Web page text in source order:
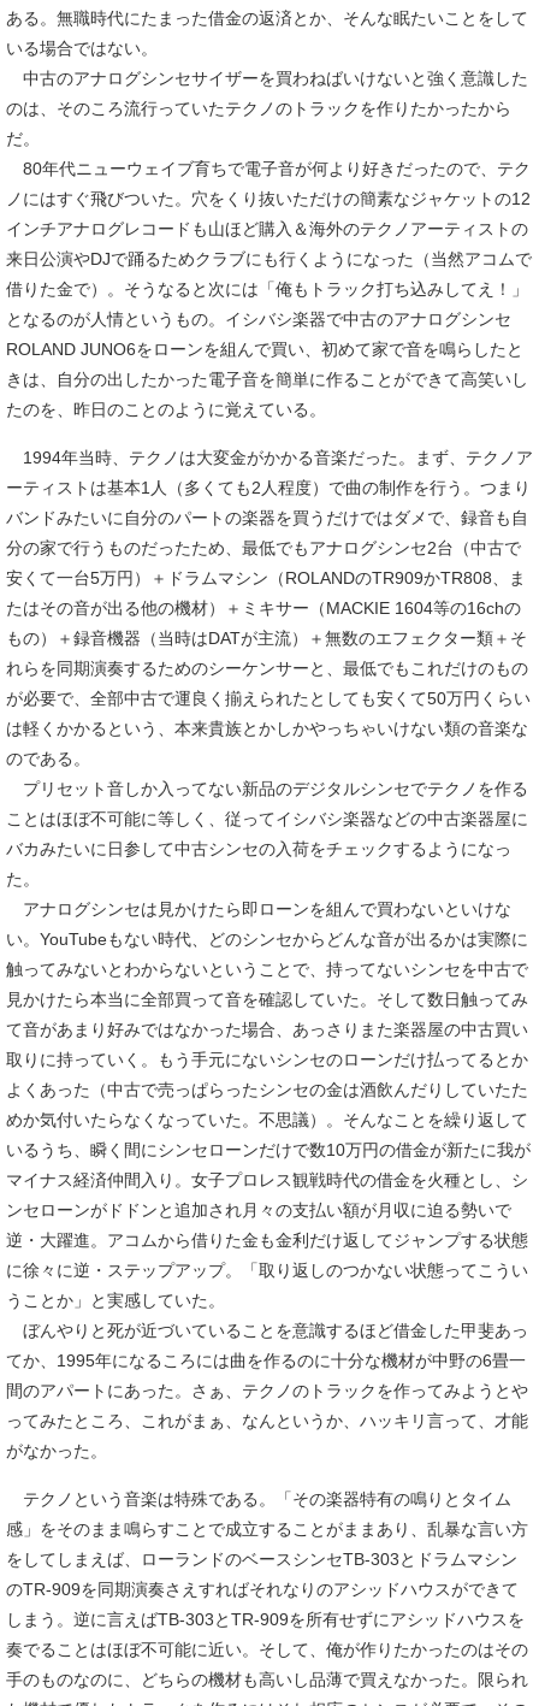
ある。無職時代にたまった借金の返済とか、そんな眠たいことをして
いる場合ではない。
中古のアナログシンセサイザーを買わねばいけないと強く意識した
のは、そのころ流行っていたテクノのトラックを作りたかったから
だ。
80年代ニューウェイブ育ちで電子音が何より好きだったので、テク
ノにはすぐ飛びついた。穴をくり抜いただけの簡素なジャケットの12
インチアナログレコードも山ほど購入＆海外のテクノアーティストの
来日公演やDJで踊るためクラブにも行くようになった（当然アコムで
借りた金で）。そうなると次には「俺もトラック打ち込みしてえ！」
となるのが人情というもの。イシバシ楽器で中古のアナログシンセ
ROLAND JUNO6をローンを組んで買い、初めて家で音を鳴らしたと
きは、自分の出したかった電子音を簡単に作ることができて高笑いし
たのを、昨日のことのように覚えている。
1994年当時、テクノは大変金がかかる音楽だった。まず、テクノア
ーティストは基本1人（多くても2人程度）で曲の制作を行う。つまり
バンドみたいに自分のパートの楽器を買うだけではダメで、録音も自
分の家で行うものだったため、最低でもアナログシンセ2台（中古で
安くて一台5万円）＋ドラムマシン（ROLANDのTR909かTR808、ま
たはその音が出る他の機材）＋ミキサー（MACKIE 1604等の16chの
もの）＋録音機器（当時はDATが主流）＋無数のエフェクター類＋そ
れらを同期演奏するためのシーケンサーと、最低でもこれだけのもの
が必要で、全部中古で運良く揃えられたとしても安くて50万円くらい
は軽くかかるという、本来貴族とかしかやっちゃいけない類の音楽な
のである。
プリセット音しか入ってない新品のデジタルシンセでテクノを作る
ことはほぼ不可能に等しく、従ってイシバシ楽器などの中古楽器屋に
バカみたいに日参して中古シンセの入荷をチェックするようになっ
た。
アナログシンセは見かけたら即ローンを組んで買わないといけな
い。YouTubeもない時代、どのシンセからどんな音が出るかは実際に
触ってみないとわからないということで、持ってないシンセを中古で
見かけたら本当に全部買って音を確認していた。そして数日触ってみ
て音があまり好みではなかった場合、あっさりまた楽器屋の中古買い
取りに持っていく。もう手元にないシンセのローンだけ払ってるとか
よくあった（中古で売っぱらったシンセの金は酒飲んだりしていたた
めか気付いたらなくなっていた。不思議）。そんなことを繰り返して
いるうち、瞬く間にシンセローンだけで数10万円の借金が新たに我が
マイナス経済仲間入り。女子プロレス観戦時代の借金を火種とし、シ
ンセローンがドドンと追加され月々の支払い額が月収に迫る勢いで
逆・大躍進。アコムから借りた金も金利だけ返してジャンプする状態
に徐々に逆・ステップアップ。「取り返しのつかない状態ってこうい
うことか」と実感していた。
ぼんやりと死が近づいていることを意識するほど借金した甲斐あっ
てか、1995年になるころには曲を作るのに十分な機材が中野の6畳一
間のアパートにあった。さぁ、テクノのトラックを作ってみようとや
ってみたところ、これがまぁ、なんというか、ハッキリ言って、才能
がなかった。
テクノという音楽は特殊である。「その楽器特有の鳴りとタイム
感」をそのまま鳴らすことで成立することがままあり、乱暴な言い方
をしてしまえば、ローランドのベースシンセTB-303とドラムマシン
のTR-909を同期演奏さえすればそれなりのアシッドハウスができて
しまう。逆に言えばTB-303とTR-909を所有せずにアシッドハウスを
奏でることはほぼ不可能に近い。そして、俺が作りたかったのはその
手のものなのに、どちらの機材も高いし品薄で買えなかった。限られ